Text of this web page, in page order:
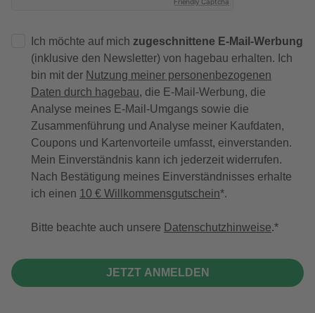
Ich möchte auf mich zugeschnittene E-Mail-Werbung
(inklusive den Newsletter) von hagebau erhalten. Ich
bin mit der Nutzung meiner personenbezogenen
Daten durch hagebau, die E-Mail-Werbung, die
Analyse meines E-Mail-Umgangs sowie die
Zusammenführung und Analyse meiner Kaufdaten,
Coupons und Kartenvorteile umfasst, einverstanden.
Mein Einverständnis kann ich jederzeit widerrufen.
Nach Bestätigung meines Einverständnisses erhalte
ich einen 10 € Willkommensgutschein*.
Bitte beachte auch unsere Datenschutzhinweise.
JETZT ANMELDEN